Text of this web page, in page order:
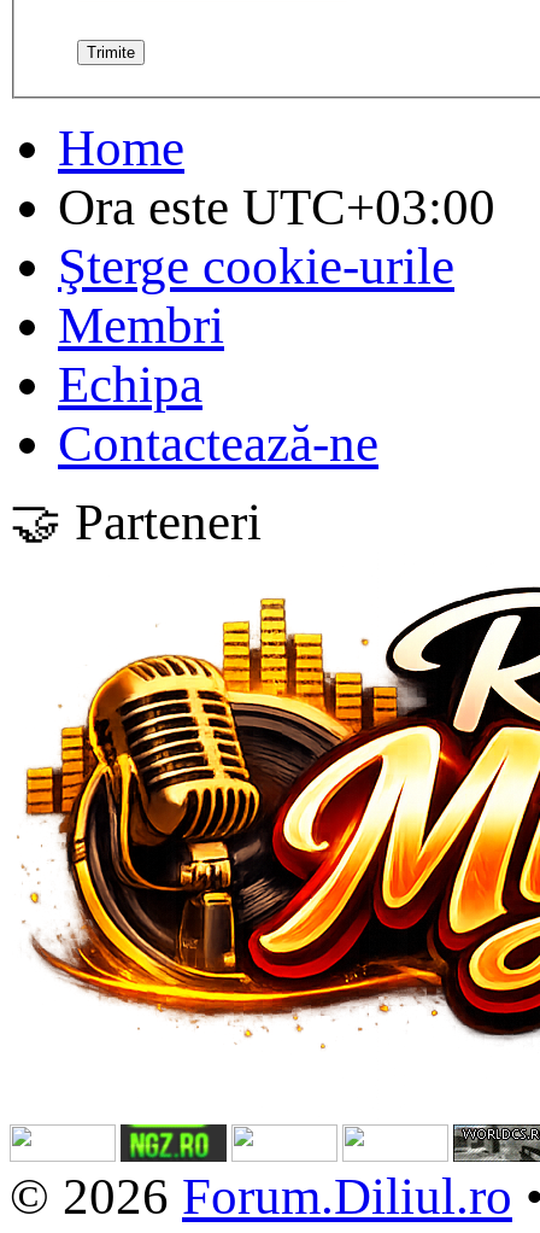
Home
Ora este UTC+03:00
Şterge cookie-urile
Membri
Echipa
Contactează-ne
🤝 Parteneri
© 2026 Forum.Diliul.ro